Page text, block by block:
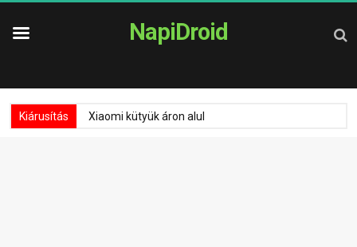
NapiDroid
Kiárusítás Xiaomi kütyük áron alul